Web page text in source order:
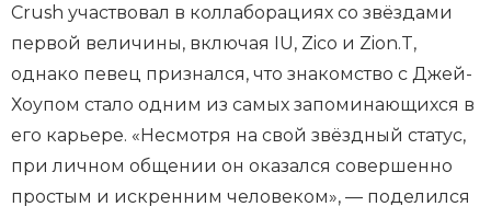
Crush участвовал в коллаборациях со звёздами
первой величины, включая IU, Zico и Zion.T,
однако певец признался, что знакомство с Джей-
Хоупом стало одним из самых запоминающихся в
его карьере. «Несмотря на свой звёздный статус,
при личном общении он оказался совершенно
простым и искренним человеком», — поделился